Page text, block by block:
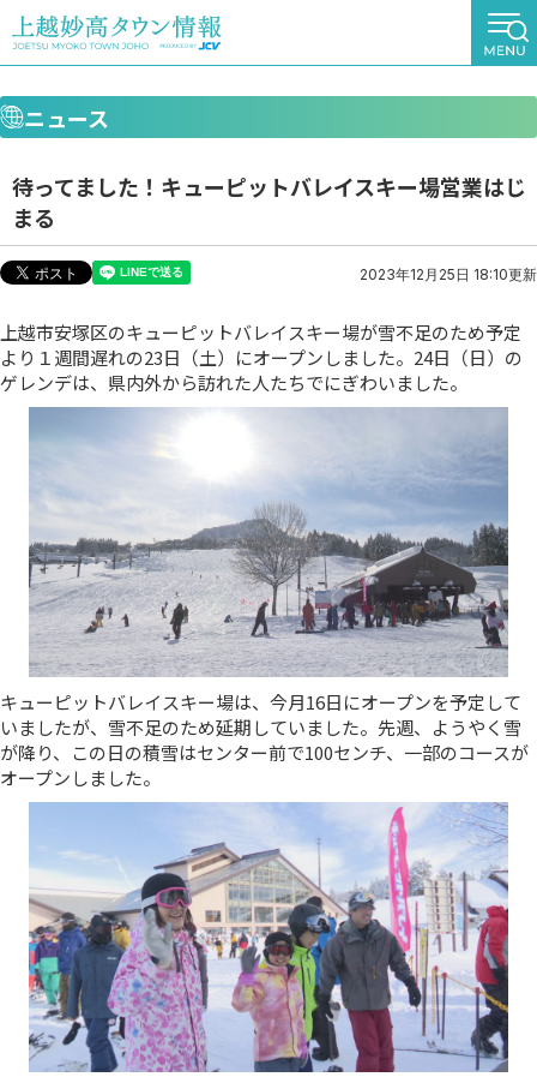
ニュース
待ってました！キューピットバレイスキー場営業はじ
まる
2023年12月25日 18:10更新
上越市安塚区のキューピットバレイスキー場が雪不足のため予定
より１週間遅れの23日（土）にオープンしました。24日（日）の
ゲレンデは、県内外から訪れた人たちでにぎわいました。
キューピットバレイスキー場は、今月16日にオープンを予定して
いましたが、雪不足のため延期していました。先週、ようやく雪
が降り、この日の積雪はセンター前で100センチ、一部のコースが
オープンしました。